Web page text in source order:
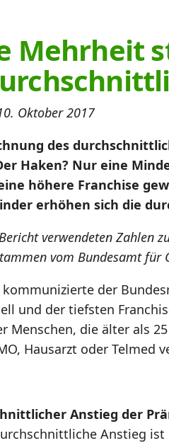
Mehrheit
Oktober 2017
des
Haken? Nur eine
höhere Franchise
erhöhen sich die
verwendeten Zahlen
vom Bundesamt für
kommunizierte der
und der tiefsten
Menschen, die älter als
Hausarzt oder Telmed
Anstieg der
Anstieg ist